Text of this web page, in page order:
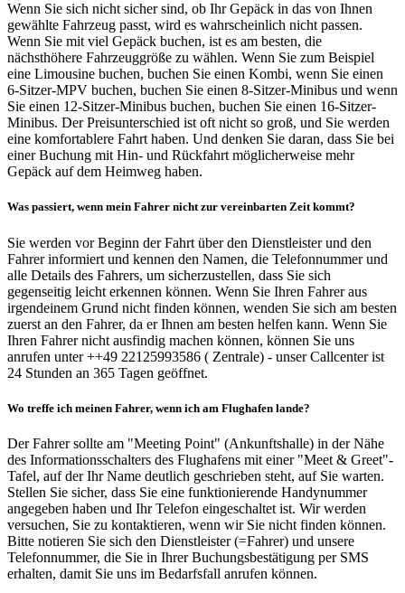
Wenn Sie sich nicht sicher sind, ob Ihr Gepäck in das von Ihnen
gewählte Fahrzeug passt, wird es wahrscheinlich nicht passen.
Wenn Sie mit viel Gepäck buchen, ist es am besten, die
nächsthöhere Fahrzeuggröße zu wählen. Wenn Sie zum Beispiel
eine Limousine buchen, buchen Sie einen Kombi, wenn Sie einen
6-Sitzer-MPV buchen, buchen Sie einen 8-Sitzer-Minibus und wenn
Sie einen 12-Sitzer-Minibus buchen, buchen Sie einen 16-Sitzer-
Minibus. Der Preisunterschied ist oft nicht so groß, und Sie werden
eine komfortablere Fahrt haben. Und denken Sie daran, dass Sie bei
einer Buchung mit Hin- und Rückfahrt möglicherweise mehr
Gepäck auf dem Heimweg haben.
Was passiert, wenn mein Fahrer nicht zur vereinbarten Zeit kommt?
Sie werden vor Beginn der Fahrt über den Dienstleister und den
Fahrer informiert und kennen den Namen, die Telefonnummer und
alle Details des Fahrers, um sicherzustellen, dass Sie sich
gegenseitig leicht erkennen können. Wenn Sie Ihren Fahrer aus
irgendeinem Grund nicht finden können, wenden Sie sich am besten
zuerst an den Fahrer, da er Ihnen am besten helfen kann. Wenn Sie
Ihren Fahrer nicht ausfindig machen können, können Sie uns
anrufen unter ++49 22125993586 ( Zentrale) - unser Callcenter ist
24 Stunden an 365 Tagen geöffnet.
Wo treffe ich meinen Fahrer, wenn ich am Flughafen lande?
Der Fahrer sollte am "Meeting Point" (Ankunftshalle) in der Nähe
des Informationsschalters des Flughafens mit einer "Meet & Greet"-
Tafel, auf der Ihr Name deutlich geschrieben steht, auf Sie warten.
Stellen Sie sicher, dass Sie eine funktionierende Handynummer
angegeben haben und Ihr Telefon eingeschaltet ist. Wir werden
versuchen, Sie zu kontaktieren, wenn wir Sie nicht finden können.
Bitte notieren Sie sich den Dienstleister (=Fahrer) und unsere
Telefonnummer, die Sie in Ihrer Buchungsbestätigung per SMS
erhalten, damit Sie uns im Bedarfsfall anrufen können.